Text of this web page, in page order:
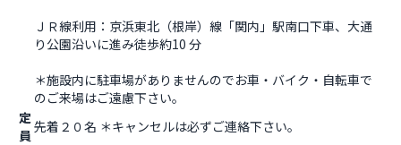
ＪＲ線利用：京浜東北（根岸）線「関内」駅南口下車、大通
り公園沿いに進み徒歩約10 分
＊施設内に駐車場がありませんのでお車・バイク・自転車で
のご来場はご遠慮下さい。
定
員 先着２０名 ＊キャンセルは必ずご連絡下さい。